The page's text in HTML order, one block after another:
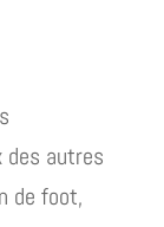
autres
de foot,